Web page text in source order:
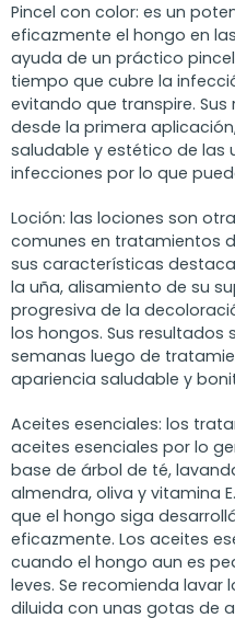
Pincel con color: es un
eficazmente el hongo en
ayuda de un práctico
tiempo que cubre la
evitando que transpire.
desde la primera
saludable y estético de las
infecciones por lo que
Loción: las lociones son
comunes en tratamientos
sus características
la uña, alisamiento de su
progresiva de la
los hongos. Sus resultados
semanas luego de
apariencia saludable y
Aceites esenciales: los
aceites esenciales por lo
base de árbol de té,
almendra, oliva y vitamina
que el hongo siga
eficazmente. Los aceites
cuando el hongo aun es
leves. Se recomienda lavar
diluida con unas gotas de